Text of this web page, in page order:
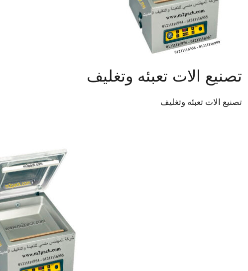
‏‏تصنيع الات تعبئه وتغليف
‏‏تصنيع الات تعبئه وتغليف